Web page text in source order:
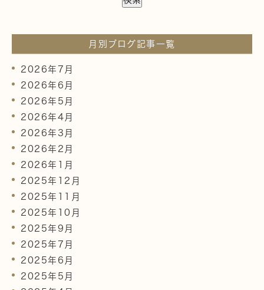
月別ブログ記事一覧
2026年7月
2026年6月
2026年5月
2026年4月
2026年3月
2026年2月
2026年1月
2025年12月
2025年11月
2025年10月
2025年9月
2025年7月
2025年6月
2025年5月